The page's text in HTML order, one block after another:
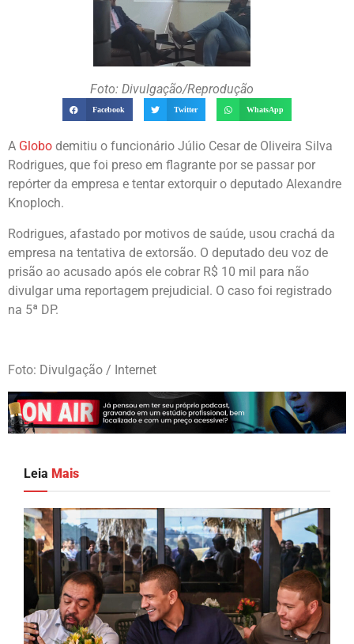
Foto: Divulgação/Reprodução
Facebook Twitter WhatsApp
A Globo demitiu o funcionário Júlio Cesar de Oliveira Silva
Rodrigues, que foi preso em flagrante por se passar por
repórter da empresa e tentar extorquir o deputado Alexandre
Knoploch.
Rodrigues, afastado por motivos de saúde, usou crachá da
empresa na tentativa de extorsão. O deputado deu voz de
prisão ao acusado após ele cobrar R$ 10 mil para não
divulgar uma reportagem prejudicial. O caso foi registrado
na 5ª DP.
Foto: Divulgação / Internet
Leia Mais